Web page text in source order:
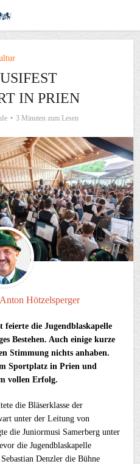
IN PRIEN
3 Minuten zum Lesen
Anton Hötzelsperger
feierte die Jugendblaskapelle
Bestehen. Auch einige kurze
Stimmung nichts anhaben.
Sportplatz in Prien und
vollen Erfolg.
die Bläserklasse der
unter der Leitung von
die Juniormusi Samerberg unter
die Jugendblaskapelle
Denzler die Bühne